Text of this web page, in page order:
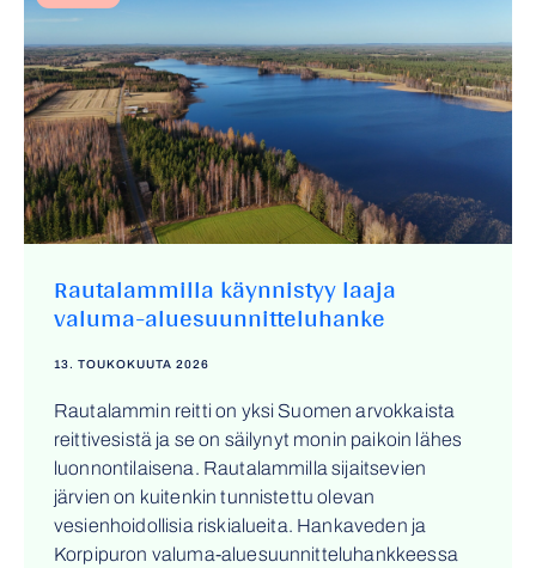
Rautalammilla käynnistyy laaja
valuma-aluesuunnitteluhanke
13. TOUKOKUUTA 2026
Rautalammin reitti on yksi Suomen arvokkaista
reittivesistä ja se on säilynyt monin paikoin lähes
luonnontilaisena. Rautalammilla sijaitsevien
järvien on kuitenkin tunnistettu olevan
vesienhoidollisia riskialueita. Hankaveden ja
Korpipuron valuma-aluesuunnitteluhankkeessa